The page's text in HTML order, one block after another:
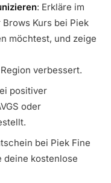
: Erkläre im
Kurs bei Piek
möchtest, und zeige
verbessert.
positiver
oder
bei Piek Fine
deine kostenlose